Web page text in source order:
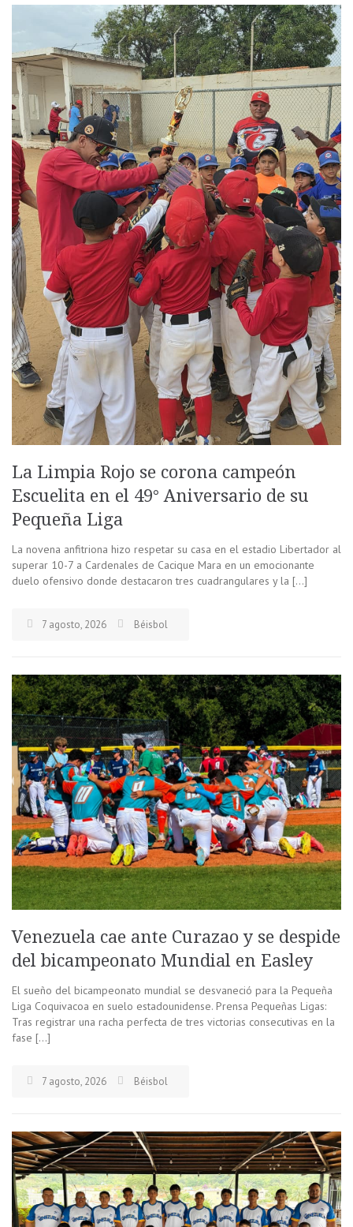
La Limpia Rojo se corona campeón
Escuelita en el 49° Aniversario de su
Pequeña Liga
La novena anfitriona hizo respetar su casa en el estadio Libertador al
superar 10-7 a Cardenales de Cacique Mara en un emocionante
duelo ofensivo donde destacaron tres cuadrangulares y la […]
7 agosto, 2026 Béisbol
Venezuela cae ante Curazao y se despide
del bicampeonato Mundial en Easley
El sueño del bicampeonato mundial se desvaneció para la Pequeña
Liga Coquivacoa en suelo estadounidense. Prensa Pequeñas Ligas:
Tras registrar una racha perfecta de tres victorias consecutivas en la
fase […]
7 agosto, 2026 Béisbol